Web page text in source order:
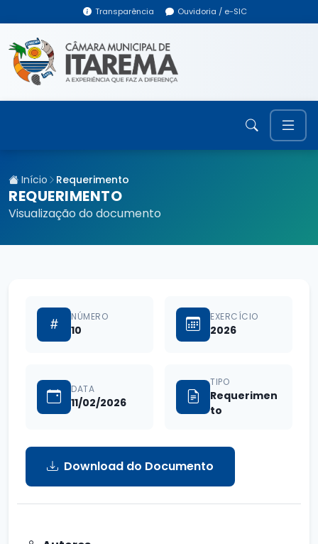
Transparência Ouvidoria / e-SIC
Início Requerimento
REQUERIMENTO
Visualização do documento
NÚMERO
10
EXERCÍCIO
2026
DATA
11/02/2026
TIPO
Requerimen
to
Download do Documento